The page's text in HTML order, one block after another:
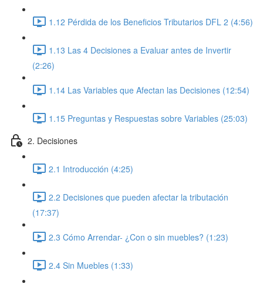
1.12 Pérdida de los Beneficios Tributarios DFL 2 (4:56)
1.13 Las 4 Decisiones a Evaluar antes de Invertir
(2:26)
1.14 Las Variables que Afectan las Decisiones (12:54)
1.15 Preguntas y Respuestas sobre Variables (25:03)
2. Decisiones
2.1 Introducción (4:25)
2.2 Decisiones que pueden afectar la tributación
(17:37)
2.3 Cómo Arrendar- ¿Con o sin muebles? (1:23)
2.4 Sin Muebles (1:33)